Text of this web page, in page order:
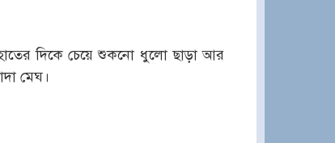
দিকে চেয়ে শুকনো ধুলো ছাড়া আর
মেঘ।